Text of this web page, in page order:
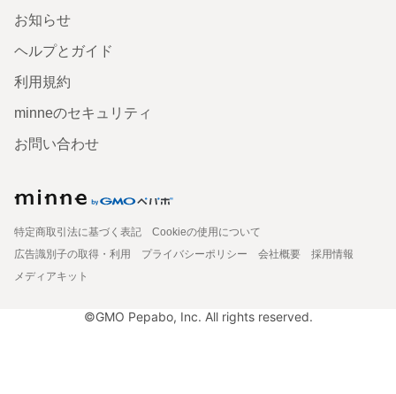
お知らせ
ヘルプとガイド
利用規約
minneのセキュリティ
お問い合わせ
特定商取引法に基づく表記
Cookieの使用について
広告識別子の取得・利用
プライバシーポリシー 会社概要
採用情報
メディアキット
©GMO Pepabo, Inc. All rights reserved.